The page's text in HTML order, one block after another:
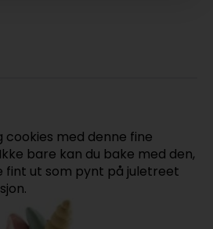
cookies med denne fine
bare kan du bake med den,
fint ut som pynt på juletreet